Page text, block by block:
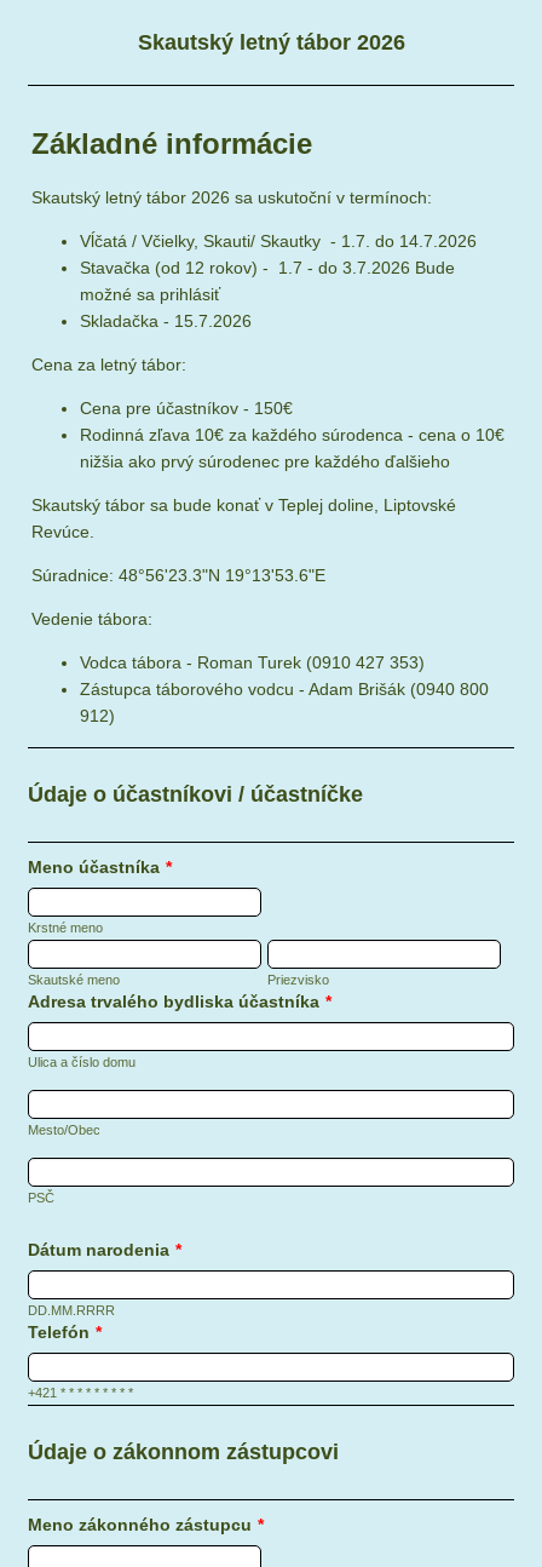
Skautský letný tábor 2026
Základné informácie
Skautský letný tábor 2026 sa uskutoční v termínoch:
Vĺčatá / Včielky, Skauti/ Skautky - 1.7. do 14.7.2026
Stavačka (od 12 rokov) - 1.7 - do 3.7.2026 Bude
možné sa prihlásiť
Skladačka - 15.7.2026
Cena za letný tábor:
Cena pre účastníkov - 150€
Rodinná zľava 10€ za každého súrodenca - cena o 10€
nižšia ako prvý súrodenec pre každého ďalšieho
Skautský tábor sa bude konať v Teplej doline, Liptovské
Revúce.
Súradnice: 48°56'23.3"N 19°13'53.6"E
Vedenie tábora:
Vodca tábora - Roman Turek (0910 427 353)
Zástupca táborového vodcu - Adam Brišák (0940 800
912)
Údaje o účastníkovi / účastníčke
Meno účastníka *
Krstné meno
Skautské meno Priezvisko
Adresa trvalého bydliska účastníka *
Ulica a číslo domu
Mesto/Obec
PSČ
Dátum narodenia *
DD.MM.RRRR
Telefón *
+421 * * * * * * * * *
Údaje o zákonnom zástupcovi
Meno zákonného zástupcu *